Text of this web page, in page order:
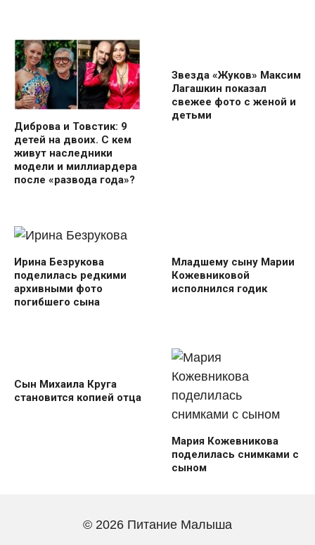
Диброва и Товстик: 9
детей на двоих. С кем
живут наследники
модели и миллиардера
после «развода года»?
Звезда «Жуков» Максим
Лагашкин показал
свежее фото с женой и
детьми
Ирина Безрукова
поделилась редкими
архивными фото
погибшего сына
Младшему сыну Марии
Кожевниковой
исполнился годик
Сын Михаила Круга
становится копией отца
Мария Кожевникова
поделилась снимками с
сыном
© 2026 Питание Малыша